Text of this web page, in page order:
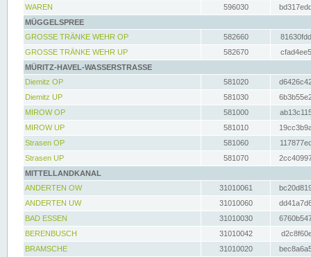
WAREN
596030
MÜGGELSPREE
GROSSE TRÄNKE WEHR OP
582660
GROSSE TRÄNKE WEHR UP
582670
MÜRITZ-HAVEL-WASSERSTRASSE
Diemitz OP
581020
Diemitz UP
581030
MIROW OP
581000
MIROW UP
581010
Strasen OP
581060
Strasen UP
581070
MITTELLANDKANAL
ANDERTEN OW
31010061
ANDERTEN UW
31010060
BAD ESSEN
31010030
BERENBUSCH
31010042
BRAMSCHE
31010020